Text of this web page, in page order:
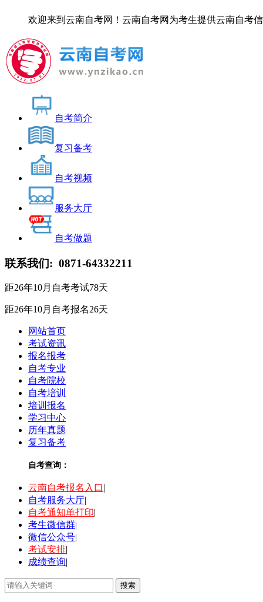
欢迎来到云南自考网！云南自考网为考生提供云南自考
自考简介
复习备考
自考视频
服务大厅
自考做题
联系我们: 0871-64332211
距26年10月自考考试78天
距26年10月自考报名26天
网站首页
考试资讯
报名报考
自考专业
自考院校
自考培训
培训报名
学习中心
历年真题
复习备考
自考查询：
云南自考报名入口|
自考服务大厅|
自考通知单打印|
考生微信群|
微信公众号|
考试安排|
成绩查询|